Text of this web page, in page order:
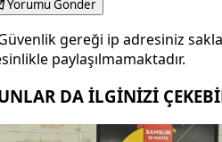
Yorumu Gönder
gereği ip adresiniz
paylaşılmamaktadır.
DA İLGİNİZİ